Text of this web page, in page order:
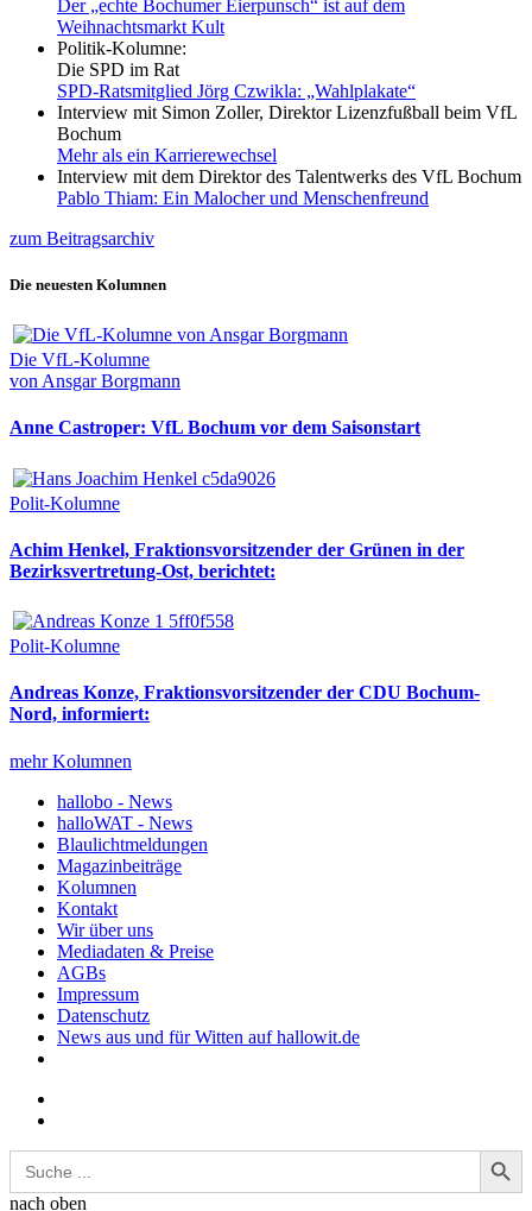
Der „echte Bochumer Eierpunsch“ ist auf dem
Weihnachtsmarkt Kult
Politik-Kolumne:
Die SPD im Rat
SPD-Ratsmitglied Jörg Czwikla: „Wahlplakate“
Interview mit Simon Zoller, Direktor Lizenzfußball beim VfL
Bochum
Mehr als ein Karrierewechsel
Interview mit dem Direktor des Talentwerks des VfL Bochum
Pablo Thiam: Ein Malocher und Menschenfreund
zum Beitragsarchiv
Die neuesten Kolumnen
Die VfL-Kolumne
von Ansgar Borgmann
Anne Castroper: VfL Bochum vor dem Saisonstart
Polit-Kolumne
Achim Henkel, Fraktionsvorsitzender der Grünen in der
Bezirksvertretung-Ost, berichtet:
Polit-Kolumne
Andreas Konze, Fraktionsvorsitzender der CDU Bochum-
Nord, informiert:
mehr Kolumnen
hallobo - News
halloWAT - News
Blaulichtmeldungen
Magazinbeiträge
Kolumnen
Kontakt
Wir über uns
Mediadaten & Preise
AGBs
Impressum
Datenschutz
News aus und für Witten auf hallowit.de
Search
for:
Search Button
nach oben